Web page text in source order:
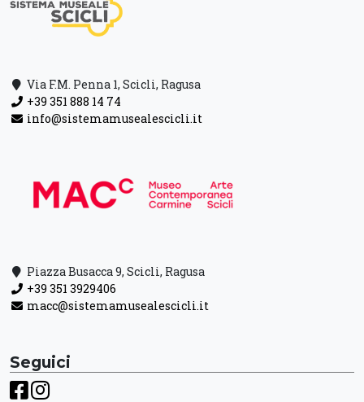
Via F.M. Penna 1, Scicli, Ragusa
+39 351 888 14 74
info@sistemamusealescicli.it
Piazza Busacca 9, Scicli, Ragusa
+39 351 3929406
macc@sistemamusealescicli.it
Seguici